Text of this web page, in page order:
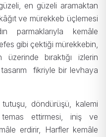
en güzeli aramaktan
ve mürekkeb üçlemesi
parmaklarıyla kemâle
gibi çektiği mürekkebin,
bıraktığı izlerin
fikriyle bir levhaya
tutuşu, döndürüşü, kalemi
ettirmesi, iniş ve
erdirir, Harfler kemâle